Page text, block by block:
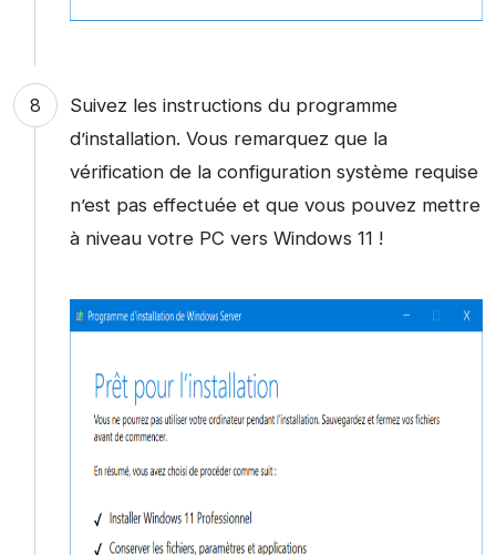
Suivez les instructions du programme
d’installation. Vous remarquez que la
vérification de la configuration système requise
n’est pas effectuée et que vous pouvez mettre
à niveau votre PC vers Windows 11 !